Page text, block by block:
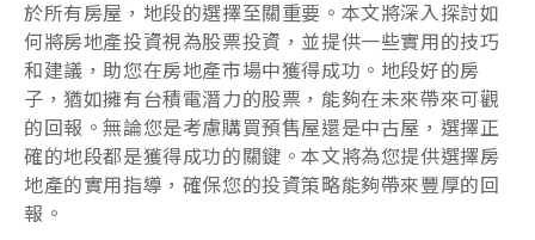
於所有房屋，地段的選擇至關重要。本文將深入探討如
何將房地產投資視為股票投資，並提供一些實用的技巧
和建議，助您在房地產市場中獲得成功。地段好的房
子，猶如擁有台積電潛力的股票，能夠在未來帶來可觀
的回報。無論您是考慮購買預售屋還是中古屋，選擇正
確的地段都是獲得成功的關鍵。本文將為您提供選擇房
地產的實用指導，確保您的投資策略能夠帶來豐厚的回
報。